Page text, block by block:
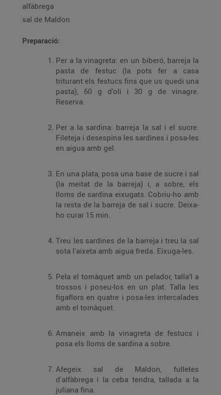
alfàbrega
sal de Maldon
Preparació:
Per a la vinagreta: en un biberó, barreja la
pasta de festuc (la pots fer a casa
triturant els festucs fins que us quedi una
pasta), 60 g d'oli i 30 g de vinagre.
Reserva.
Per a la sardina: barreja la sal i el sucre.
Fileteja i desespina les sardines i posa-les
en aigua amb gel.
En una plata, posa una base de sucre i sal
(la meitat de la barreja) i, a sobre, els
lloms de sardina eixugats. Cobriu-ho amb
la resta de la barreja de sal i sucre. Deixa-
ho curar 15 min.
Treu les sardines de la barreja i treu la sal
sota l'aixeta amb aigua freda. Eixuga-les.
Pela el tomàquet amb un pelador, talla’l a
trossos i poseu-los en un plat. Talla les
figaflors en quatre i posa-les intercalades
amb el tomàquet.
Amaneix amb la vinagreta de festucs i
posa els lloms de sardina a sobre.
Afegeix sal de Maldon, fulletes
d'alfàbrega i la ceba tendra, tallada a la
juliana fina.